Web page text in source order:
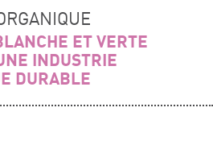
formations
ET VERTE
INDUSTRIE
DURABLE